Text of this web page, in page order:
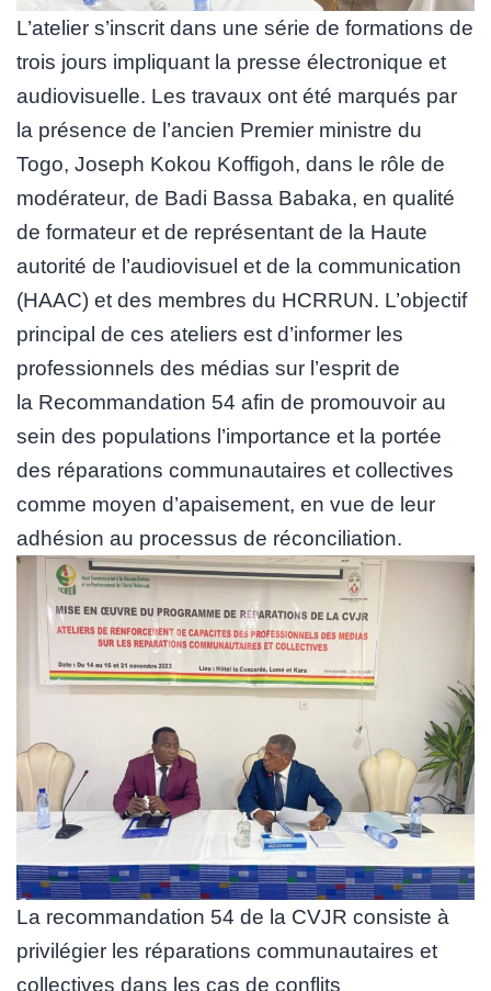
L’atelier s’inscrit dans une série de formations de
trois jours impliquant la presse électronique et
audiovisuelle. Les travaux ont été marqués par
la présence de l’ancien Premier ministre du
Togo, Joseph Kokou Koffigoh, dans le rôle de
modérateur, de Badi Bassa Babaka, en qualité
de formateur et de représentant de la Haute
autorité de l’audiovisuel et de la communication
(HAAC) et des membres du HCRRUN. L’objectif
principal de ces ateliers est d’informer les
professionnels des médias sur l’esprit de
la Recommandation 54 afin de promouvoir au
sein des populations l’importance et la portée
des réparations communautaires et collectives
comme moyen d’apaisement, en vue de leur
adhésion au processus de réconciliation.
La recommandation 54 de la CVJR consiste à
privilégier les réparations communautaires et
collectives dans les cas de conflits